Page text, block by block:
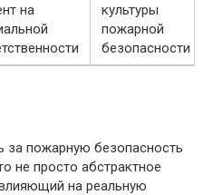
на
культуры
пожарной
безопасности
за пожарную безопасность
не просто абстрактное
на реальную